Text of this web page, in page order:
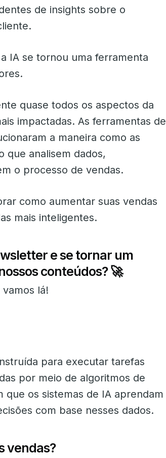
de insights sobre o
IA se tornou uma ferramenta
quase todos os aspectos da
impactadas. As ferramentas de
a maneira como as
que analisem dados,
o processo de vendas.
como aumentar suas vendas
mais inteligentes.
e se tornar um
conteúdos? 🚀
lá!
para executar tarefas
por meio de algoritmos de
os sistemas de IA aprendam
com base nesses dados.
vendas?